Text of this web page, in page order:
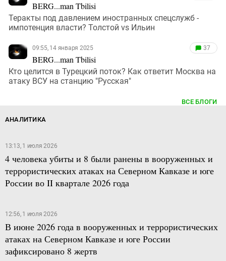
BERG...man Tbilisi
Теракты под давлением иностранных спецслужб -
импотенция власти? Толстой vs Ильин
09:55, 14 января 2025
BERG...man Tbilisi
37
Кто целится в Турецкий поток? Как ответит Москва на
атаку ВСУ на станцию "Русская"
ВСЕ БЛОГИ
АНАЛИТИКА
13:13, 1 июля 2026
4 человека убиты и 8 были ранены в вооруженных и
террористических атаках на Северном Кавказе и юге
России во II квартале 2026 года
12:56, 1 июля 2026
В июне 2026 года в вооруженных и террористических
атаках на Северном Кавказе и юге России
зафиксировано 8 жертв